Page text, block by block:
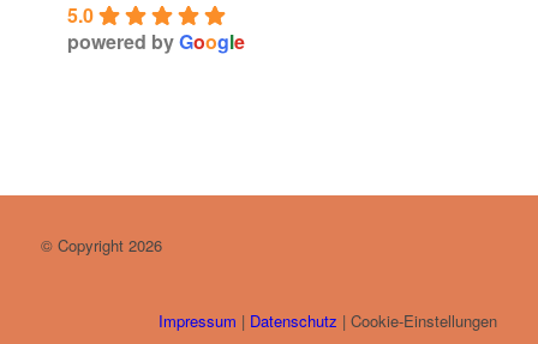
5.0
powered byGoogle
© Copyright 2026
Impressum | Datenschutz |Cookie-Einstellungen